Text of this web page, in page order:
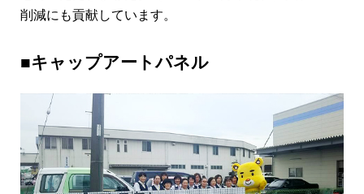
削減にも貢献しています。
■キャップアートパネル